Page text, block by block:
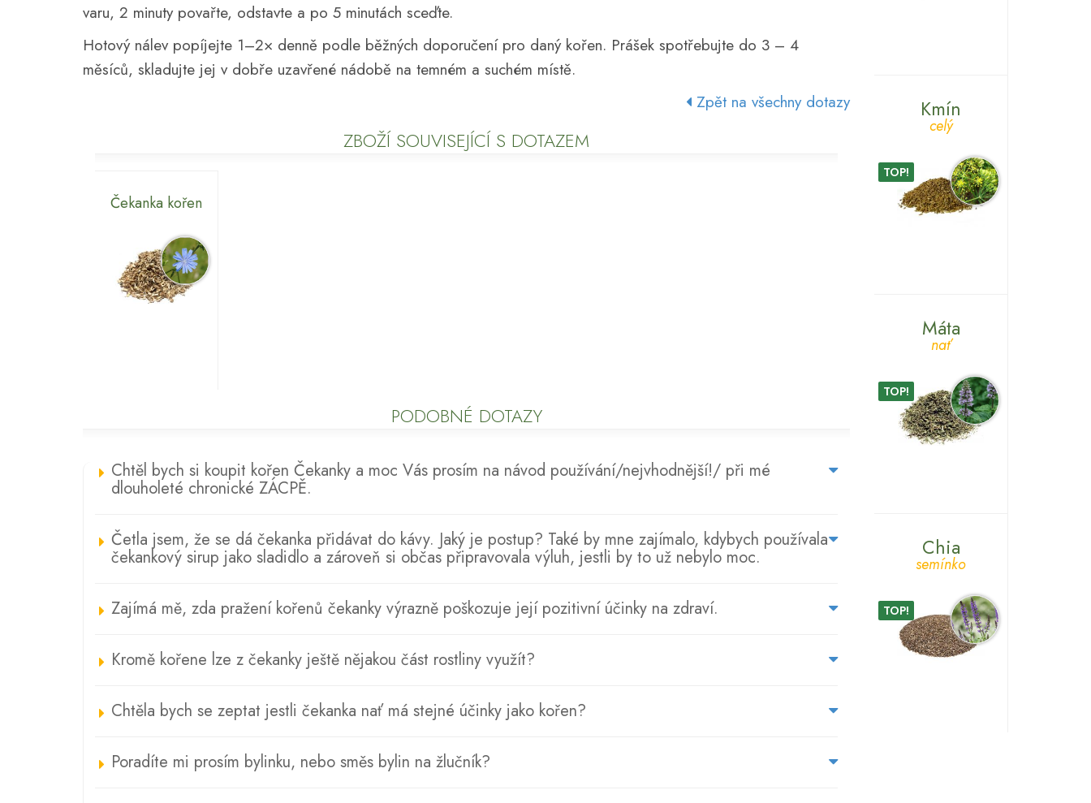
varu, 2 minuty povařte, odstavte a po 5 minutách sceďte.
Hotový nálev popíjejte 1–2× denně podle běžných doporučení pro daný kořen. Prášek spotřebujte do 3 – 4
měsíců, skladujte jej v dobře uzavřené nádobě na temném a suchém místě.
Zpět na všechny dotazy
ZBOŽÍ SOUVISEJÍCÍ S DOTAZEM
Čekanka kořen
PODOBNÉ DOTAZY
Chtěl bych si koupit kořen Čekanky a moc Vás prosím na návod používání/nejvhodnější!/ při mé
dlouholeté chronické ZÁCPĚ.
Četla jsem, že se dá čekanka přidávat do kávy. Jaký je postup? Také by mne zajímalo, kdybych používala
čekankový sirup jako sladidlo a zároveň si občas připravovala výluh, jestli by to už nebylo moc.
Zajímá mě, zda pražení kořenů čekanky výrazně poškozuje její pozitivní účinky na zdraví.
Kromě kořene lze z čekanky ještě nějakou část rostliny využít?
Chtěla bych se zeptat jestli čekanka nať má stejné účinky jako kořen?
Poradíte mi prosím bylinku, nebo směs bylin na žlučník?
ZÁKAZNÍCI
Kmín
celý
TOP!
Máta
nať
TOP!
Chia
semínko
TOP!